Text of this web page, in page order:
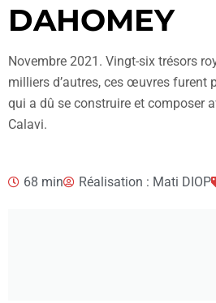
DAHOMEY
Novembre 2021. Vingt-six trésors
milliers d’autres, ces œuvres furent
qui a dû se construire et composer
Calavi.
68 min Réalisation : Mati DIOP